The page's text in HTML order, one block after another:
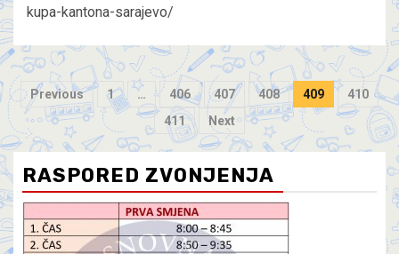
kupa-kantona-sarajevo/
Previous 1 … 406 407 408 409
410
411
Next
RASPORED ZVONJENJA